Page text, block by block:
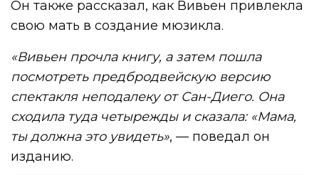
Он также рассказал, как Вивьен привлекла
свою мать в создание мюзикла.
«Вивьен прочла книгу, а затем пошла
посмотреть предбродвейскую версию
спектакля неподалеку от Сан-Диего. Она
сходила туда четырежды и сказала: «Мама,
ты должна это увидеть», — поведал он
изданию.